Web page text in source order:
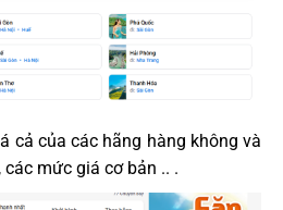
cả của các hãng hàng không và
mức giá cơ bản .. .